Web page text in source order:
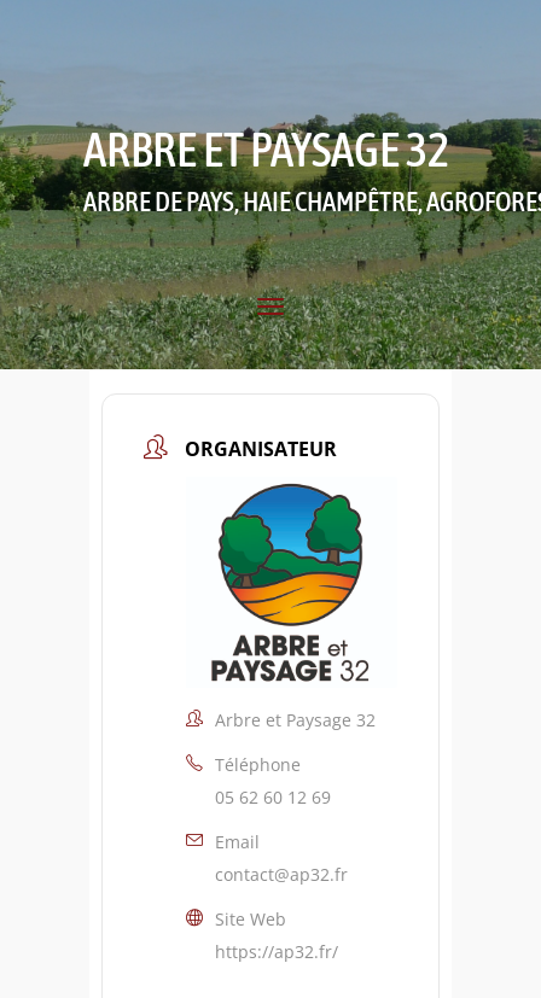
ARBRE ET PAYSAGE 32
ARBRE DE PAYS, HAIE CHAMPÊTRE,
ORGANISATEUR
Arbre et Paysage 32
Téléphone
05 62 60 12 69
Email
contact@ap32.fr
Site Web
https://ap32.fr/